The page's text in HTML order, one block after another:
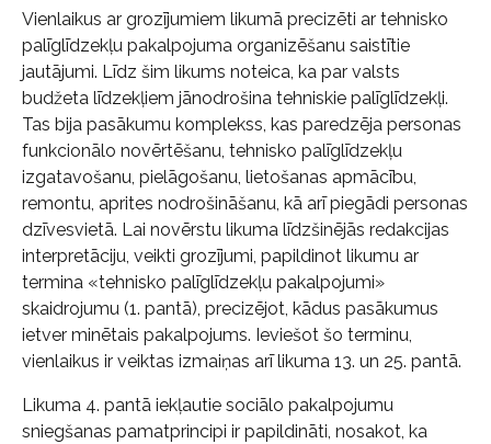
Vienlaikus ar grozījumiem likumā precizēti ar tehnisko
palīglīdzekļu pakalpojuma organizēšanu saistītie
jautājumi. Līdz šim likums noteica, ka par valsts
budžeta līdzekļiem jānodrošina tehniskie palīglīdzekļi.
Tas bija pasākumu komplekss, kas paredzēja personas
funkcionālo novērtēšanu, tehnisko palīglīdzekļu
izgatavošanu, pielāgošanu, lietošanas apmācību,
remontu, aprites nodrošināšanu, kā arī piegādi personas
dzīvesvietā. Lai novērstu likuma līdzšinējās redakcijas
interpretāciju, veikti grozījumi, papildinot likumu ar
termina «tehnisko palīglīdzekļu pakalpojumi»
skaidrojumu (1. pantā), precizējot, kādus pasākumus
ietver minētais pakalpojums. Ieviešot šo terminu,
vienlaikus ir veiktas izmaiņas arī likuma 13. un 25. pantā.
Likuma 4. pantā iekļautie sociālo pakalpojumu
sniegšanas pamatprincipi ir papildināti, nosakot, ka